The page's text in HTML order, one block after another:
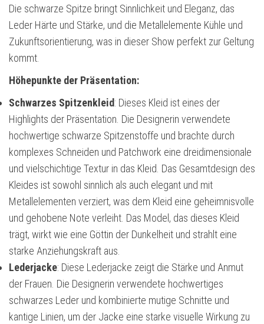
Die schwarze Spitze bringt Sinnlichkeit und Eleganz, das
Leder Härte und Stärke, und die Metallelemente Kühle und
Zukunftsorientierung, was in dieser Show perfekt zur Geltung
kommt.
Höhepunkte der Präsentation:
Schwarzes Spitzenkleid: Dieses Kleid ist eines der
Highlights der Präsentation. Die Designerin verwendete
hochwertige schwarze Spitzenstoffe und brachte durch
komplexes Schneiden und Patchwork eine dreidimensionale
und vielschichtige Textur in das Kleid. Das Gesamtdesign des
Kleides ist sowohl sinnlich als auch elegant und mit
Metallelementen verziert, was dem Kleid eine geheimnisvolle
und gehobene Note verleiht. Das Model, das dieses Kleid
trägt, wirkt wie eine Göttin der Dunkelheit und strahlt eine
starke Anziehungskraft aus.
Lederjacke: Diese Lederjacke zeigt die Stärke und Anmut
der Frauen. Die Designerin verwendete hochwertiges
schwarzes Leder und kombinierte mutige Schnitte und
kantige Linien, um der Jacke eine starke visuelle Wirkung zu